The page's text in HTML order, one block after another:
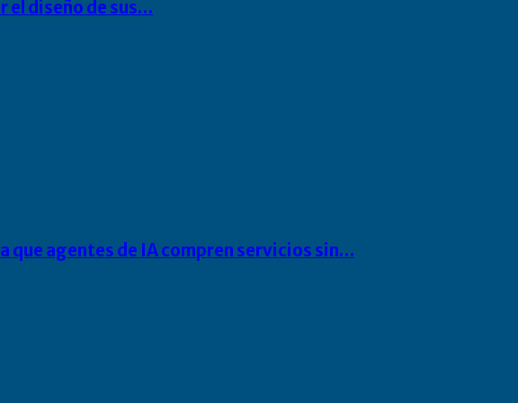
el diseño de sus…
agentes de IA compren servicios sin…